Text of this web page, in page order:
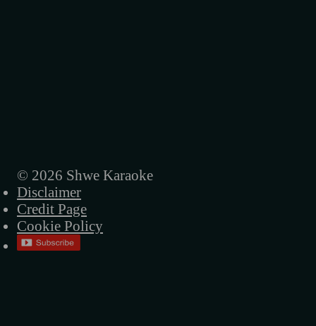
© 2026 Shwe Karaoke
Disclaimer
Credit Page
Cookie Policy